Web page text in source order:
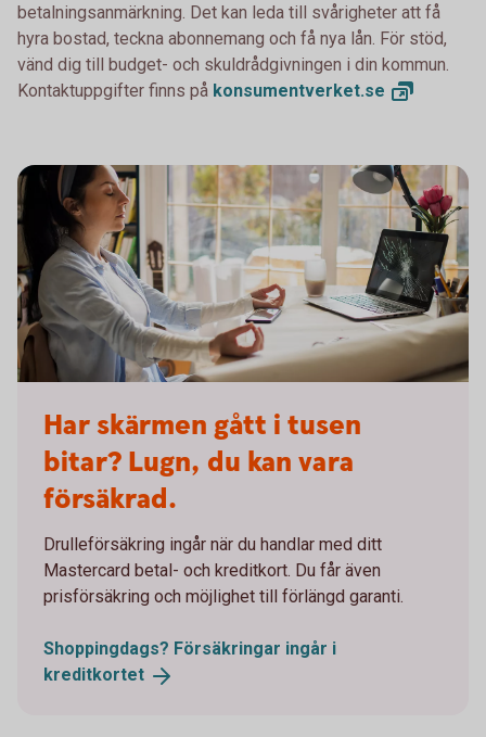
betalningsanmärkning. Det kan leda till svårigheter att få
hyra bostad, teckna abonnemang och få nya lån. För stöd,
vänd dig till budget- och skuldrådgivningen i din kommun.
Kontaktuppgifter finns på konsumentverket.se
Har skärmen gått i tusen
bitar? Lugn, du kan vara
försäkrad.
Drulleförsäkring ingår när du handlar med ditt
Mastercard betal- och kreditkort. Du får även
prisförsäkring och möjlighet till förlängd garanti.
Shoppingdags? Försäkringar ingår i
kreditkortet